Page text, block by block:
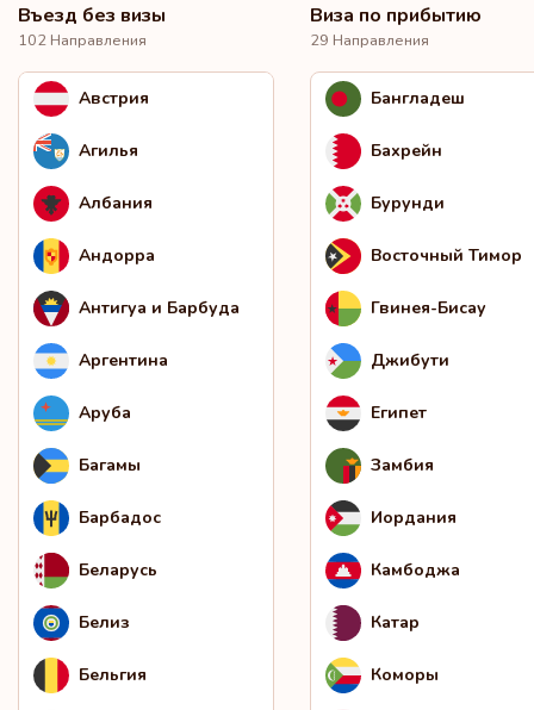
Въезд без визы
102 Направления
Австрия
Агилья
Албания
Андорра
Антигуа и Барбуда
Аргентина
Аруба
Багамы
Барбадос
Беларусь
Белиз
Бельгия
Виза по прибытию
29 Направления
Бангладеш
Бахрейн
Бурунди
Восточный Тимор
Гвинея-Бисау
Джибути
Египет
Замбия
Иордания
Камбоджа
Катар
Коморы